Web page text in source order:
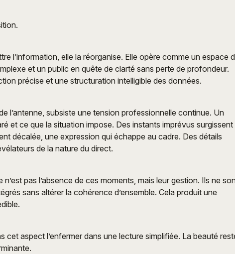
l’information, elle la réorganise. Elle opère comme un espace
et un public en quête de clarté sans perte de profondeur.
précise et une structuration intelligible des données.
l’antenne, subsiste une tension professionnelle continue. Un
et ce que la situation impose. Des instants imprévus surgissent
décalée, une expression qui échappe au cadre. Des détails
de la nature du direct.
pas l’absence de ces moments, mais leur gestion. Ils ne
sans altérer la cohérence d’ensemble. Cela produit une
cet aspect l’enfermer dans une lecture simplifiée. La beauté